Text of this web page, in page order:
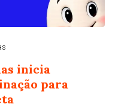
inicia
para